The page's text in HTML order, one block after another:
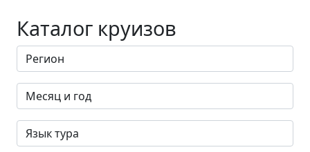
Каталог круизов